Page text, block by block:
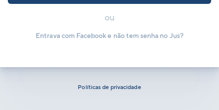
ou
Entrava com Facebook e não tem senha no Jus?
Políticas de privacidade